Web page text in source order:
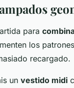
para
los
recargado.
un vestido midi